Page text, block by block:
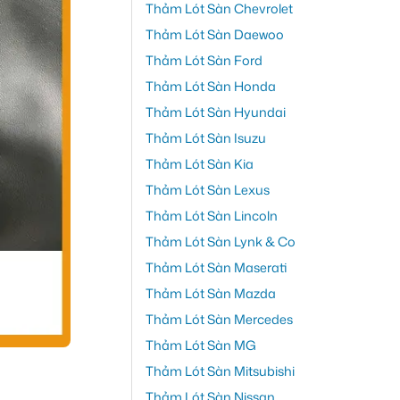
Thảm Lót Sàn Chevrolet
Thảm Lót Sàn Daewoo
Thảm Lót Sàn Ford
Thảm Lót Sàn Honda
Thảm Lót Sàn Hyundai
Thảm Lót Sàn Isuzu
Thảm Lót Sàn Kia
Thảm Lót Sàn Lexus
Thảm Lót Sàn Lincoln
Thảm Lót Sàn Lynk & Co
Thảm Lót Sàn Maserati
Thảm Lót Sàn Mazda
Thảm Lót Sàn Mercedes
Thảm Lót Sàn MG
Thảm Lót Sàn Mitsubishi